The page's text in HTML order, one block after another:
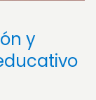
y